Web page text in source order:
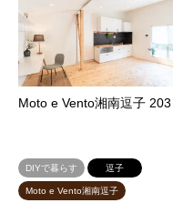
Moto e Vento湘南逗子 203
DIYで暮らす 逗子
Moto e Vento湘南逗子